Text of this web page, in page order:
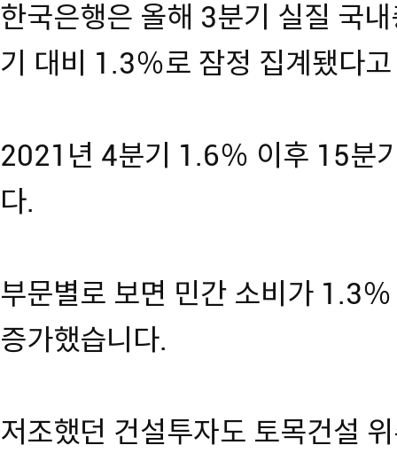
한국은행은 올해 3분기 실질 국
기 대비 1.3％로 잠정 집계됐다
2021년 4분기 1.6％ 이후 15분
다.
부문별로 보면 민간 소비가 1.3
증가했습니다.
저조했던 건설투자도 토목건설